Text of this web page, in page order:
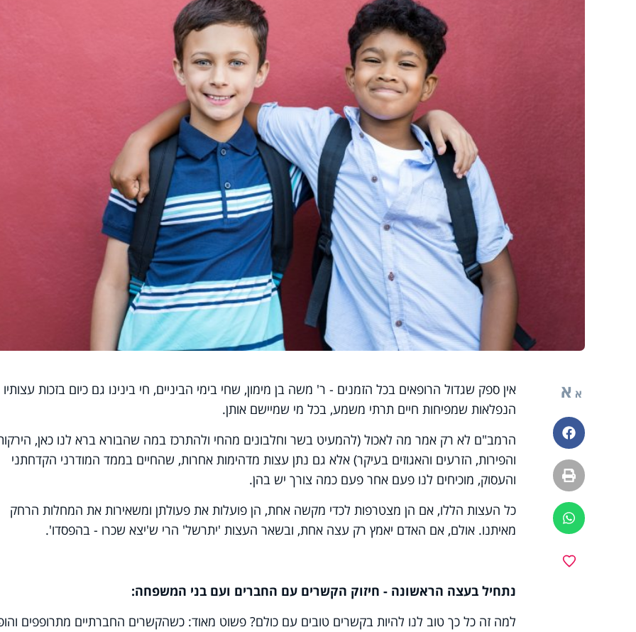
א א
פייסבוק
הדפסה
ווטסאפ
אין ספק שגדול הרופאים בכל הזמנים - ר' משה בן מימון, שחי בימי הביניים, חי בינינו גם כיום בזכות עצותיו
הנפלאות שמפיחות חיים תרתי משמע, בכל מי שמיישם אותן.
הרמב"ם לא רק אמר מה לאכול (להמעיט בשר וחלבונים מהחי ולהתרכז במה שהבורא ברא לנו כאן,
והפירות, הזרעים והאגוזים בעיקר) אלא גם נתן עצות מדהימות אחרות, שהחיים בממד המודרני הקדחתני
והעסוק, מוכיחים לנו פעם אחר פעם כמה צורך יש בהן.
כל העצות הללו, אם הן מצטרפות לכדי מקשה אחת, הן פועלות את פעולתן ומשאירות את המחלות הרחק
מאיתנו. אולם, אם האדם יאמץ רק עצה אחת, ובשאר העצות 'יתרשל' הרי ש'יצא שכרו - בהפסדו'.
נתחיל בעצה הראשונה - חיזוק הקשרים עם החברים ועם בני המשפחה:
למה זה כל כך טוב לנו להיות בקשרים טובים עם כולם? פשוט מאוד: כשהקשרים החברתיים מתרופפים